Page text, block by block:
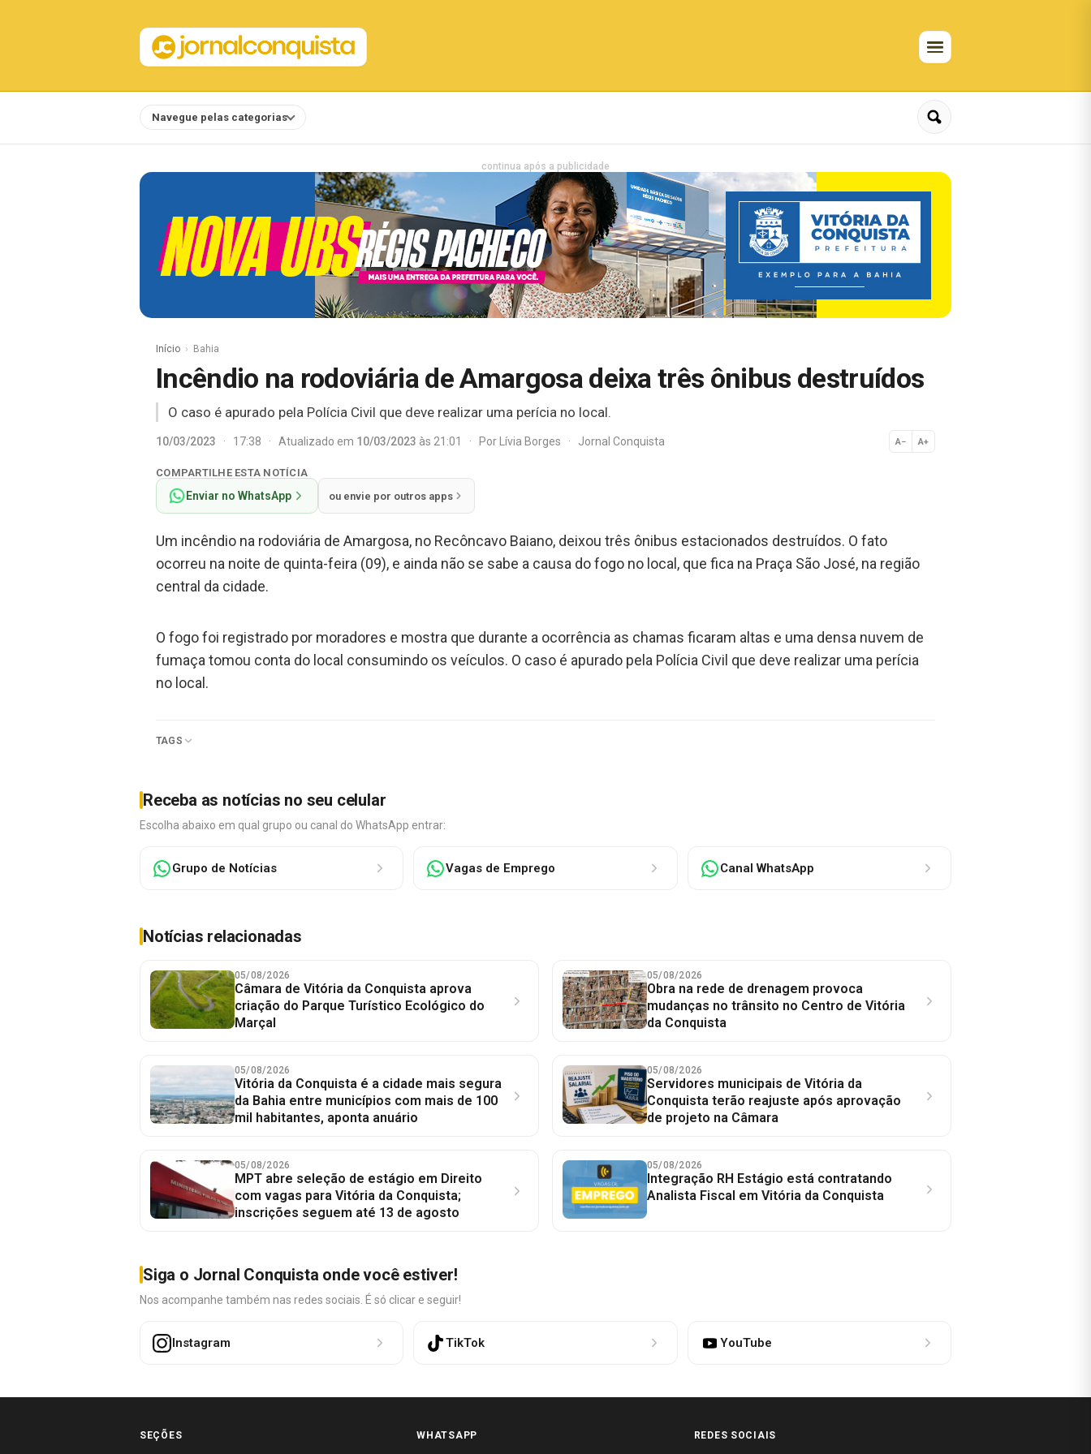
Navegue pelas categorias
continua após a publicidade
Início Bahia
Incêndio na rodoviária de Amargosa deixa três ônibus destruídos
O caso é apurado pela Polícia Civil que deve realizar uma perícia no local.
10/03/2023 · 17:38 · Atualizado em 10/03/2023 às 21:01 · PorLívia Borges · Jornal Conquista A− A+
Normal
COMPARTILHE ESTA NOTÍCIA
Enviar no WhatsApp ou envie por outros apps
Um incêndio na rodoviária de Amargosa, no Recôncavo Baiano, deixou três ônibus estacionados destruídos. O fato
ocorreu na noite de quinta-feira (09), e ainda não se sabe a causa do fogo no local, que fica na Praça São José, na região
central da cidade.
O fogo foi registrado por moradores e mostra que durante a ocorrência as chamas ficaram altas e uma densa nuvem de
fumaça tomou conta do local consumindo os veículos. O caso é apurado pela Polícia Civil que deve realizar uma perícia
no local.
TAGS
Receba as notícias no seu celular
Escolha abaixo em qual grupo ou canal do WhatsApp entrar:
Grupo de Notícias Vagas de Emprego Canal WhatsApp
Notícias relacionadas
05/08/2026
Câmara de Vitória da Conquista aprova
criação do Parque Turístico Ecológico do
Marçal
05/08/2026
Obra na rede de drenagem provoca
mudanças no trânsito no Centro de Vitória
da Conquista
05/08/2026
Vitória da Conquista é a cidade mais segura
da Bahia entre municípios com mais de 100
mil habitantes, aponta anuário
05/08/2026
Servidores municipais de Vitória da
Conquista terão reajuste após aprovação
de projeto na Câmara
05/08/2026
MPT abre seleção de estágio em Direito
com vagas para Vitória da Conquista;
inscrições seguem até 13 de agosto
05/08/2026
Integração RH Estágio está contratando
Analista Fiscal em Vitória da Conquista
Siga o Jornal Conquista onde você estiver!
Nos acompanhe também nas redes sociais. É só clicar e seguir!
Instagram TikTok YouTube
SEÇÕES WHATSAPP REDES SOCIAIS